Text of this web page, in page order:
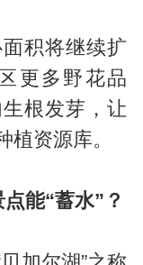
积将继续扩
更多野花品
根发芽，让
资源库。
能“蓄水”？